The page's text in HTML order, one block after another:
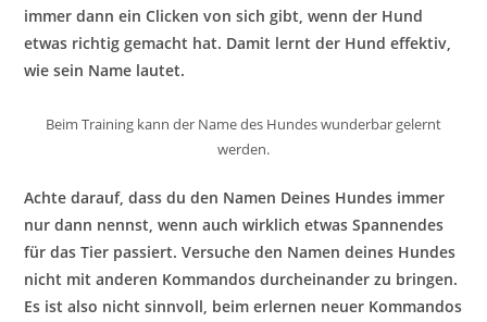
immer dann ein Clicken von sich gibt, wenn der Hund
etwas richtig gemacht hat. Damit lernt der Hund effektiv,
wie sein Name lautet.
Beim Training kann der Name des Hundes wunderbar gelernt
werden.
Achte darauf, dass du den Namen Deines Hundes immer
nur dann nennst, wenn auch wirklich etwas Spannendes
für das Tier passiert. Versuche den Namen deines Hundes
nicht mit anderen Kommandos durcheinander zu bringen.
Es ist also nicht sinnvoll, beim erlernen neuer Kommandos